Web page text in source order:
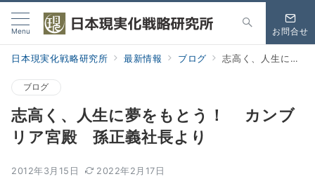
Menu お問合せ
日本現実化戦略研究所 最新情報 ブログ 志高く、人生に夢をもとう！ カンブリア宮殿 孫正義社長より
ブログ
志高く、人生に夢をもとう！ カンブ
リア宮殿 孫正義社長より
2012年3月15日 2022年2月17日